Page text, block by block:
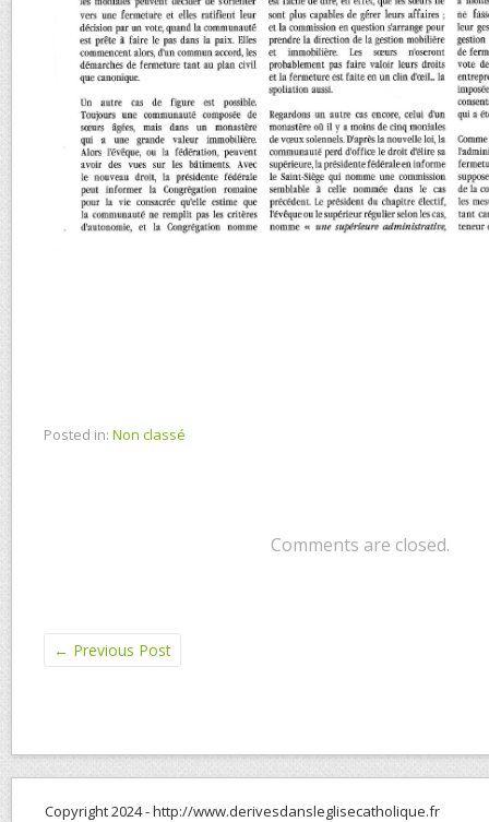
Posted in: Non classé
Comments are closed.
← Previous Post
Copyright 2024 - http://www.derivesdansleglisecatholique.fr